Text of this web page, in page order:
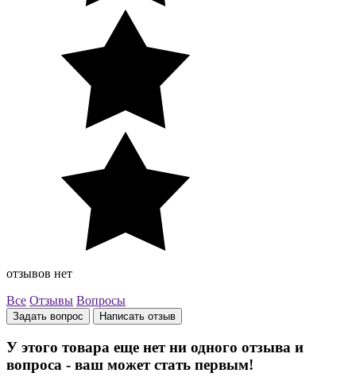
отзывов нет
Все Отзывы Вопросы
Задать вопрос Написать отзыв
У этого товара еще нет ни одного отзыва и
вопроса - ваш может стать первым!